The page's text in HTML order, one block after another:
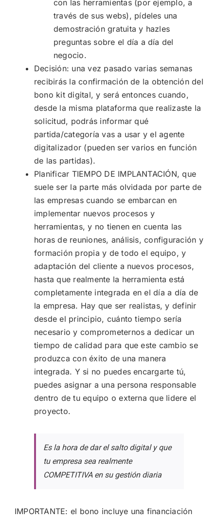
con las herramientas (por ejemplo, a
través de sus webs), pídeles una
demostración gratuita y hazles
preguntas sobre el día a día del
negocio.
Decisión: una vez pasado varias semanas
recibirás la confirmación de la obtención del
bono kit digital, y será entonces cuando,
desde la misma plataforma que realizaste la
solicitud, podrás informar qué
partida/categoría vas a usar y el agente
digitalizador (pueden ser varios en función
de las partidas).
Planificar TIEMPO DE IMPLANTACIÓN, que
suele ser la parte más olvidada por parte de
las empresas cuando se embarcan en
implementar nuevos procesos y
herramientas, y no tienen en cuenta las
horas de reuniones, análisis, configuración y
formación propia y de todo el equipo, y
adaptación del cliente a nuevos procesos,
hasta que realmente la herramienta está
completamente integrada en el día a día de
la empresa. Hay que ser realistas, y definir
desde el principio, cuánto tiempo sería
necesario y comprometernos a dedicar un
tiempo de calidad para que este cambio se
produzca con éxito de una manera
integrada. Y si no puedes encargarte tú,
puedes asignar a una persona responsable
dentro de tu equipo o externa que lidere el
proyecto.
Es la hora de dar el salto digital y que
tu empresa sea realmente
COMPETITIVA en su gestión diaria
IMPORTANTE: el bono incluye una financiación